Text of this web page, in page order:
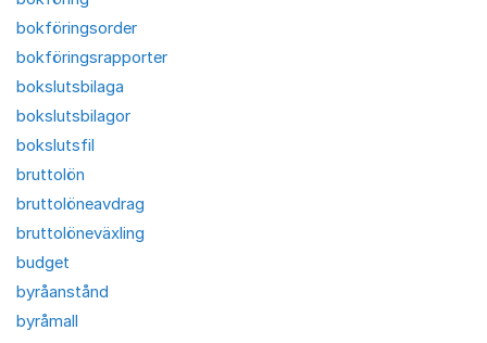
bokföringsorder
bokföringsrapporter
bokslutsbilaga
bokslutsbilagor
bokslutsfil
bruttolön
bruttolöneavdrag
bruttolöneväxling
budget
byråanstånd
byråmall